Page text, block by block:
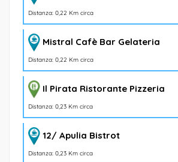
Distanza: 0,22 Km circa
Mistral Cafè Bar Gelateria
Distanza: 0,22 Km circa
Il Pirata Ristorante Pizzeria
Distanza: 0,23 Km circa
12/ Apulia Bistrot
Distanza: 0,23 Km circa